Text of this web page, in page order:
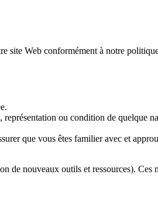
site Web conformément à notre
ou condition de quelque
que vous êtes familier avec et
de nouveaux outils et ressources). Ces